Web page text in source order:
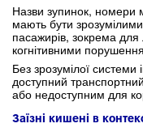
Назви зупинок, номери
мають бути
пасажирів, зокрема
когнітивними
Без зрозумілої
доступний
або недоступним для
Заїзні кишені в